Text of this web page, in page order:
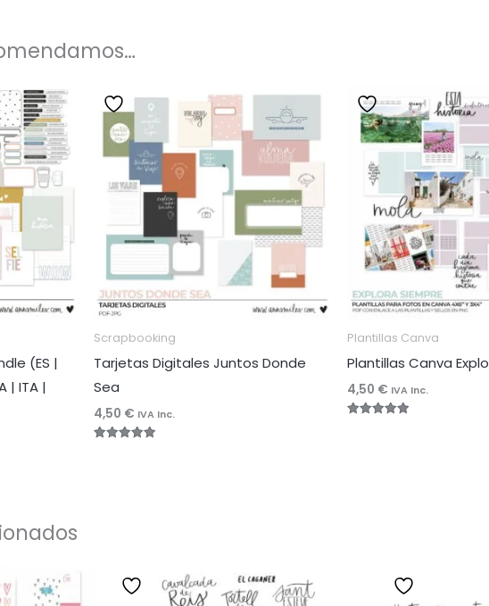
(ES |
| ITA |
Scrapbooking
Tarjetas Digitales Juntos Donde
Sea
4,50 € IVA Inc.
Plantillas Canva
Plantillas Canva
4,50 € IVA Inc.